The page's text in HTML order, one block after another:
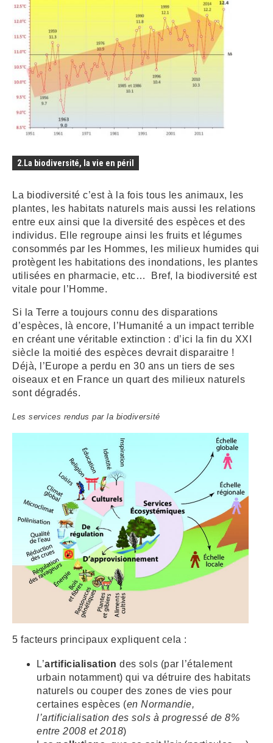
2.La biodiversité, la vie en péril
La biodiversité c’est à la fois tous les animaux, les
plantes, les habitats naturels mais aussi les relations
entre eux ainsi que la diversité des espèces et des
individus. Elle regroupe ainsi les fruits et légumes
consommés par les Hommes, les milieux humides qui
protègent les habitations des inondations, les plantes
utilisées en pharmacie, etc… Bref, la biodiversité est
vitale pour l’Homme.
Si la Terre a toujours connu des disparations
d’espèces, là encore, l’Humanité a un impact terrible
en créant une véritable extinction : d’ici la fin du XXI
siècle la moitié des espèces devrait disparaitre !
Déjà, l’Europe a perdu en 30 ans un tiers de ses
oiseaux et en France un quart des milieux naturels
sont dégradés.
Les services rendus par la biodiversité
5 facteurs principaux expliquent cela :
L’artificialisation des sols (par l’étalement
urbain notamment) qui va détruire des habitats
naturels ou couper des zones de vies pour
certaines espèces (en Normandie,
l’artificialisation des sols à progressé de 8%
entre 2008 et 2018)